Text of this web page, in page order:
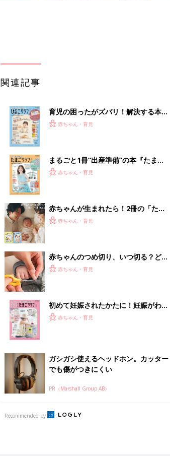
関連記事
育児の困ったがズバリ！解決する本
『ひよこクラブ 秋号』 4カ月～2才
赤ちゃん・育児
まるごと1冊“出産準備”の本『たまご
クラブ 夏号』〈スペシャル大特集〉
赤ちゃん・育児
赤ちゃんが生まれたら！2冊の「たま
ひよ」
赤ちゃん・育児
赤ちゃんのつめ切り、いつ切る？どう
切る？コツ＆やりがちNG2選【保健師
赤ちゃん・育児
初めて妊娠されたかたに！妊娠がわか
ったら最初に読む本『初めてのたまご
赤ちゃん・育児
ガシガシ使えるヘッドホン。カッター
でも傷がつきにくい
PR（Marshall Group AB）
Recommended by